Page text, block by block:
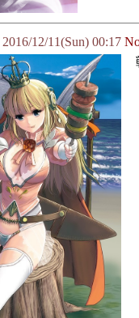
2016/12/11(Sun) 00:17